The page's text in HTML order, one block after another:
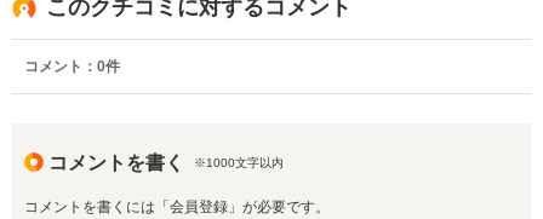
このクチコミに対するコメント
コメント： 0件
コメントを書く ※1000文字以内
コメントを書くには「会員登録」が必要です。